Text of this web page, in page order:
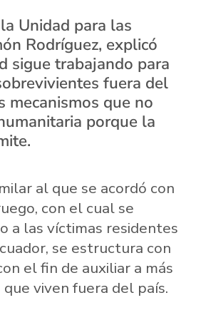
Unidad para las
Rodríguez, explicó
sigue trabajando para
fuera del
mecanismos que no
porque la
al que se acordó con
con el cual se
a las víctimas residentes
se estructura con
el fin de auxiliar a más
viven fuera del país.